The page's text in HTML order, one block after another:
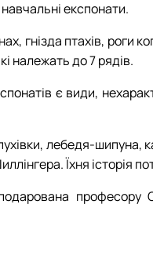
експонати.
гнізда птахів,
належать до 7 рядів.
є види,
лебедя-шипуна,
Їхня
професору